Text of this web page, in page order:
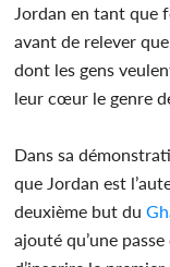
Jordan en tant que
avant de relever
dont les gens
leur cœur le genre
Dans sa
que Jordan est
deuxième but du
ajouté qu’une